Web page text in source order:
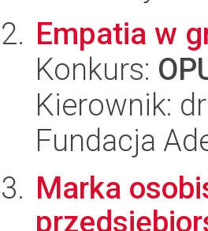
Empatia w
Konkurs:
Kierownik:
Fundacja
Marka